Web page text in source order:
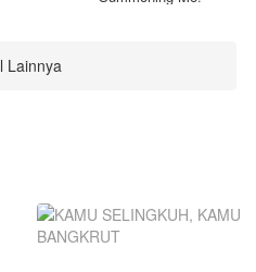
Lainnya